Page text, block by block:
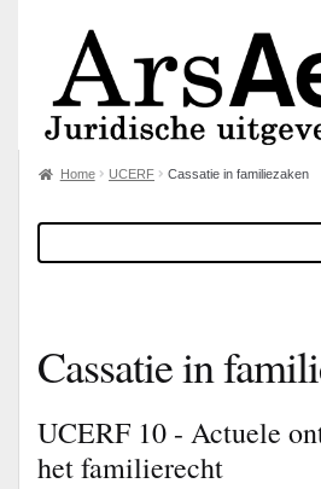
Home UCERF Cassatie in familiezaken
Cassatie in
UCERF 10 - Actuele
het familierecht